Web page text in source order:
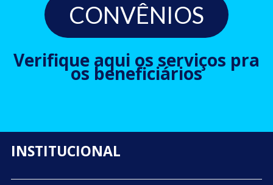
CONVÊNIOS
Verifique aqui os serviços pra
os beneficiários
INSTITUCIONAL